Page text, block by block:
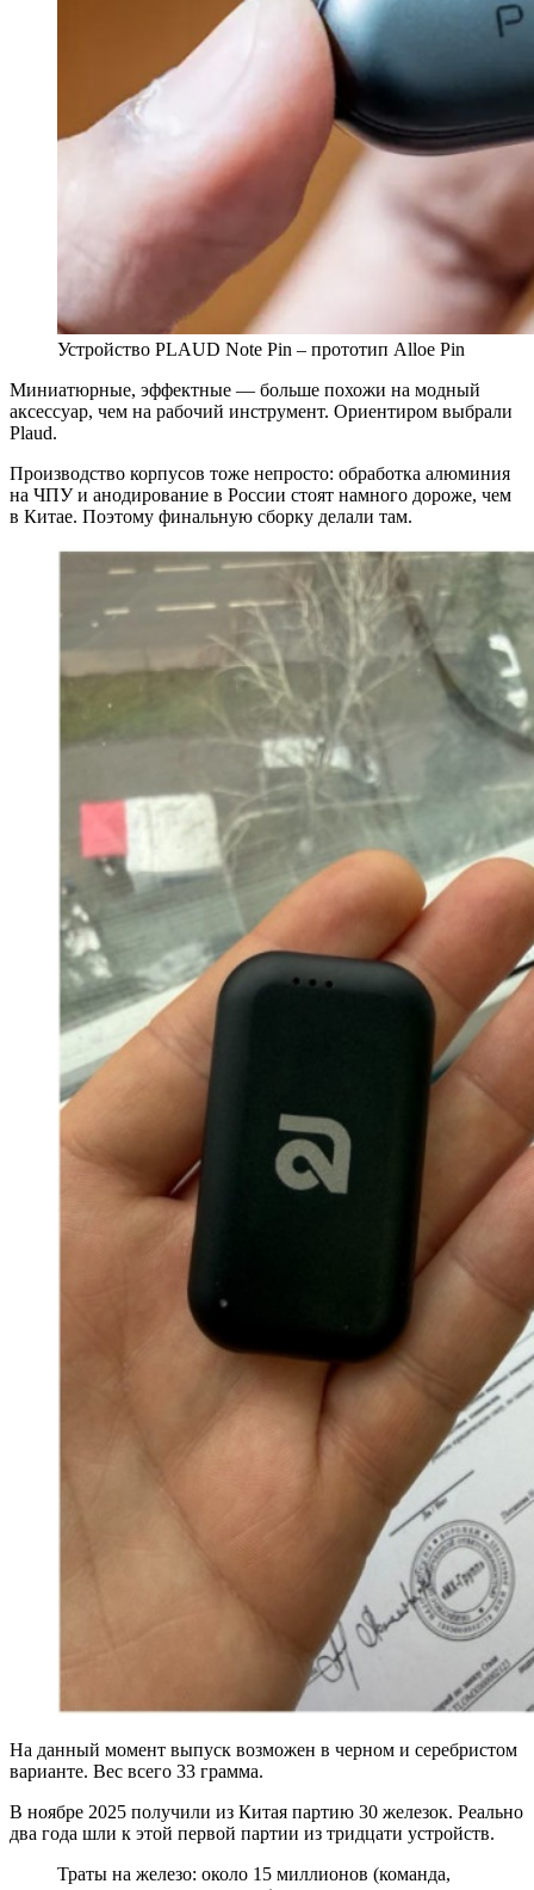
Устройство PLAUD Note Pin – прототип Alloe Pin
Миниатюрные, эффектные — больше похожи на модный
аксессуар, чем на рабочий инструмент. Ориентиром выбрали
Plaud.
Производство корпусов тоже непросто: обработка алюминия
на ЧПУ и анодирование в России стоят намного дороже, чем
в Китае. Поэтому финальную сборку делали там.
На данный момент выпуск возможен в черном и серебристом
варианте. Вес всего 33 грамма.
В ноябре 2025 получили из Китая партию 30 железок. Реально
два года шли к этой первой партии из тридцати устройств.
Траты на железо: около 15 миллионов (команда,